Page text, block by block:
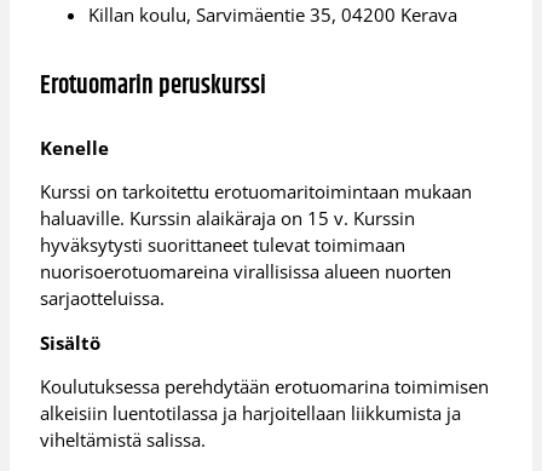
Killan koulu, Sarvimäentie 35, 04200 Kerava
Erotuomarin peruskurssi
Kenelle
Kurssi on tarkoitettu erotuomaritoimintaan mukaan
haluaville. Kurssin alaikäraja on 15 v. Kurssin
hyväksytysti suorittaneet tulevat toimimaan
nuorisoerotuomareina virallisissa alueen nuorten
sarjaotteluissa.
Sisältö
Koulutuksessa perehdytään erotuomarina toimimisen
alkeisiin luentotilassa ja harjoitellaan liikkumista ja
viheltämistä salissa.